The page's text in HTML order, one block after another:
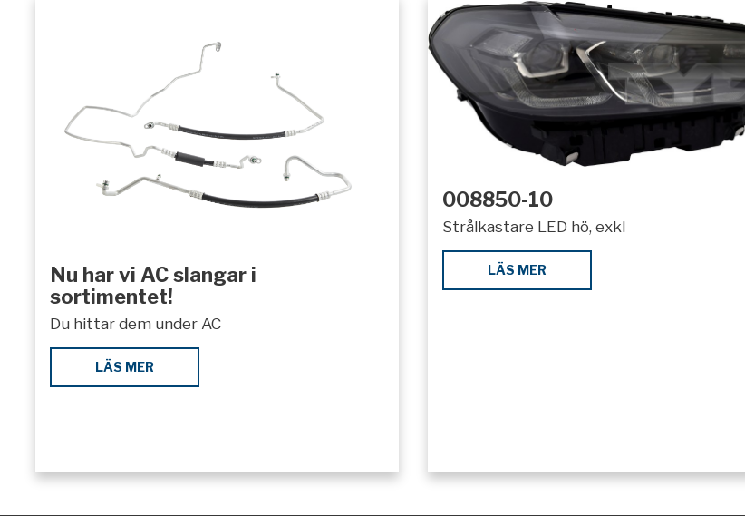
Nu har vi AC slangar i
sortimentet!
Du hittar dem under AC
LÄS MER
008850-10
Strålkastare LED hö, exkl
LÄS MER